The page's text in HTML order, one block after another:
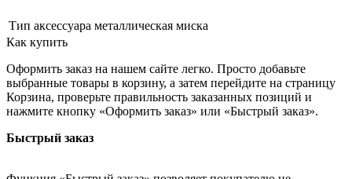
Тип аксессуара металлическая миска
Как купить
Оформить заказ на нашем сайте легко. Просто добавьте
выбранные товары в корзину, а затем перейдите на страницу
Корзина, проверьте правильность заказанных позиций и
нажмите кнопку «Оформить заказ» или «Быстрый заказ».
Быстрый заказ